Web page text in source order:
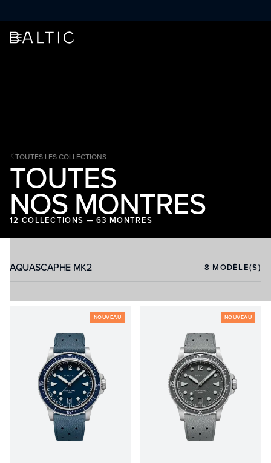
TOUTES LES COLLECTIONS
TOUTES
NOS MONTRES
12 COLLECTIONS — 63 MONTRES
AQUASCAPHE MK2 8 MODÈLE(S)
NOUVEAU NOUVEAU